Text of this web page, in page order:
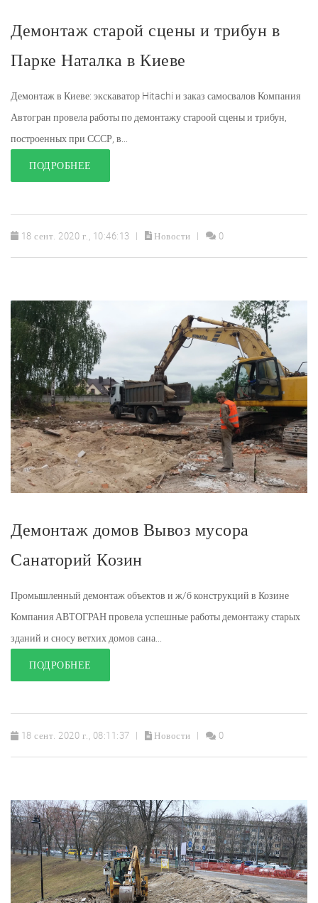
Демонтаж старой сцены и трибун в
Парке Наталка в Киеве
Демонтаж в Киеве: экскаватор Hitachi и заказ самосвалов Компания
Автогран провела работы по демонтажу староой сцены и трибун,
построенных при СССР, в...
ПОДРОБНЕЕ
18 сент. 2020 г., 10:46:13 Новости 0
Демонтаж домов Вывоз мусора
Санаторий Козин
Промышленный демонтаж объектов и ж/б конструкций в Козине
Компания АВТОГРАН провела успешные работы демонтажу старых
зданий и сносу ветхих домов сана...
ПОДРОБНЕЕ
18 сент. 2020 г., 08:11:37 Новости 0